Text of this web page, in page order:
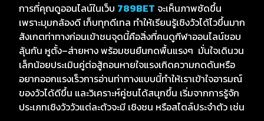
การที่คุณดูออนไลน์ในเว็บ 789BET จะเห็นภาพชัดขึ้น
เพราะมุมกล้องดี เก็บทุกดีเทล ทำให้เรียนรู้เชิงวัวได้ไวขึ้นมาก
สังเกตท่าทางก่อนเข้าชนจุดนี้คือสิ่งที่คนดูกีฬาออนไลน์ชอบ
ลุ้นกัน หูตั้ง–ส่ายหาง พร้อมชนยืนกดพื้นแรงๆ มั่นใจเดินวน
เล็กน้อยประเมินคู่ต่อสู้ถอนหายใจแรงเกิดความกดดันหรือ
อยากออกแรงเร็วการอ่านท่าทางแบบนี้ทำให้เราเข้าใจอารมณ์
ของวัวได้ดีขึ้น และวิเคราะห์คู่ชนได้สนุกขึ้น เริ่มจากการรู้จัก
ประเภทเชิงวัววัวแต่ละตัวจะมี เชิงชน หรือสไตล์ประจำตัว เช่น